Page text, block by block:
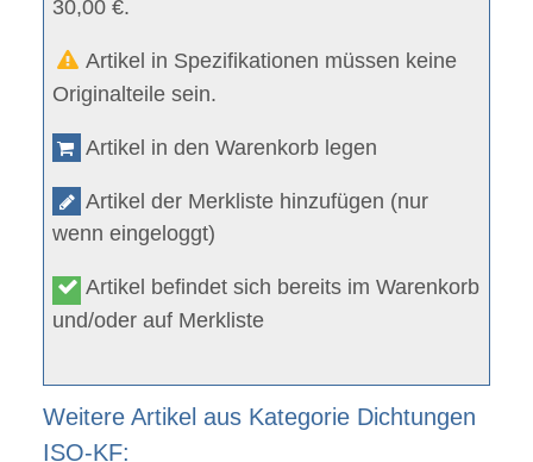
30,00 €.
Artikel in Spezifikationen müssen keine
Originalteile sein.
Artikel in den Warenkorb legen
Artikel der Merkliste hinzufügen (nur
wenn eingeloggt)
Artikel befindet sich bereits im Warenkorb
und/oder auf Merkliste
Weitere Artikel aus Kategorie Dichtungen
ISO-KF: